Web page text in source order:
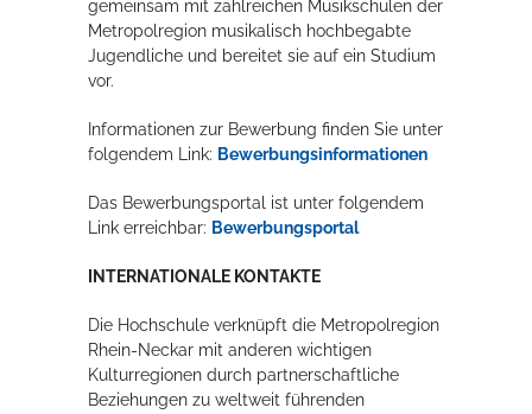
gemeinsam mit zahlreichen Musikschulen der
Metropolregion musikalisch hochbegabte
Jugendliche und bereitet sie auf ein Studium
vor.
Informationen zur Bewerbung finden Sie unter
folgendem Link: Bewerbungsinformationen
Das Bewerbungsportal ist unter folgendem
Link erreichbar: Bewerbungsportal
INTERNATIONALE KONTAKTE
Die Hochschule verknüpft die Metropolregion
Rhein-Neckar mit anderen wichtigen
Kulturregionen durch partnerschaftliche
Beziehungen zu weltweit führenden